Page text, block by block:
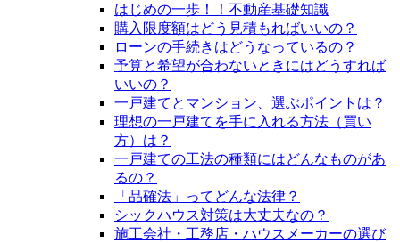
はじめの一歩！！不動産基礎知識
購入限度額はどう見積もればいいの？
ローンの手続きはどうなっているの？
予算と希望が合わないときにはどうすれば
いいの？
一戸建てとマンション、選ぶポイントは？
理想の一戸建てを手に入れる方法（買い
方）は？
一戸建ての工法の種類にはどんなものがあ
るの？
「品確法」ってどんな法律？
シックハウス対策は大丈夫なの？
施工会社・工務店・ハウスメーカーの選び